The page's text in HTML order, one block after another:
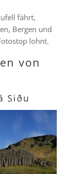
fährt,
Bergen und
lohnt.
von
Siðu